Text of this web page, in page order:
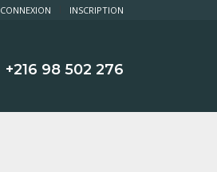
CONNEXION INSCRIPTION
+216 98 502 276